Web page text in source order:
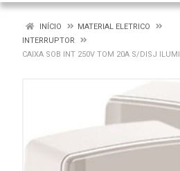
INÍCIO
MATERIAL ELETRICO
INTERRUPTOR
CAIXA SOB INT 250V TOM 20A S/DISJ ILUMI